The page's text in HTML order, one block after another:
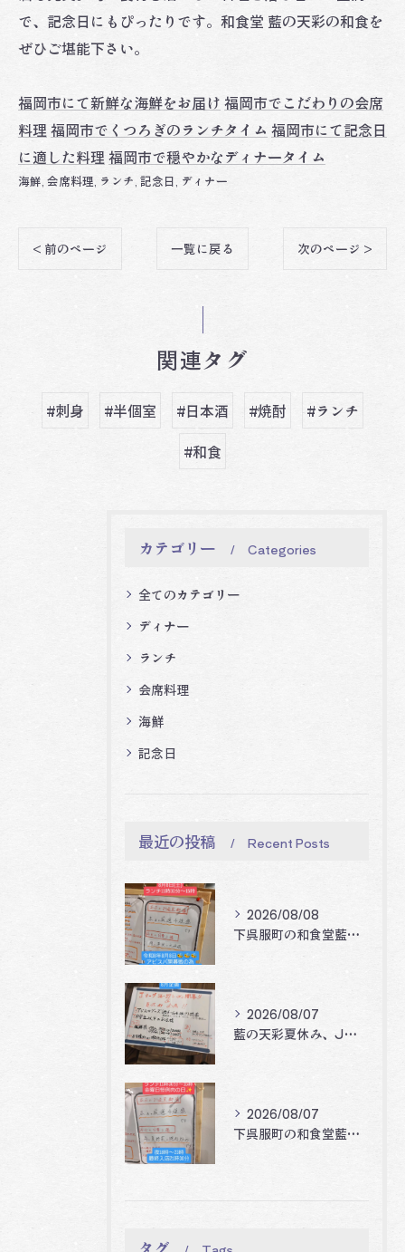
で、記念日にもぴったりです。和食堂 藍の天彩の和食を
ぜひご堪能下さい。
福岡市にて新鮮な海鮮をお届け 福岡市でこだわりの会席
料理福岡市でくつろぎのランチタイム 福岡市にて記念日
に適した料理福岡市で穏やかなディナータイム
海鮮 会席料理 ランチ 記念日 ディナー
< 前のページ 一覧に戻る 次のページ >
関連タグ
#刺身 #半個室 #日本酒 #焼酎
#ランチ
#和食
カテゴリー Categories
全てのカテゴリー
ディナー
ランチ
会席料理
海鮮
記念日
最近の投稿 Recent Posts
2026/08/08
下呉服町の和食堂藍の天彩です。
2026/08/07
藍の天彩夏休み、Jリーグ開幕企画‼️🐝🐝🐝
2026/08/07
下呉服町の和食堂藍の天彩です。